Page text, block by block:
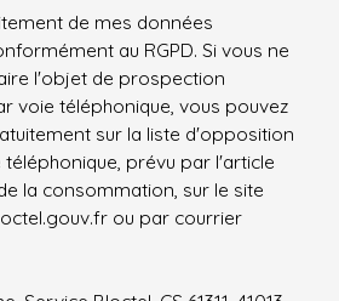
de mes données
au RGPD. Si vous ne
l'objet de prospection
voie téléphonique, vous pouvez
sur la liste d'opposition
prévu par l'article
la consommation, sur le site
ou par courrier